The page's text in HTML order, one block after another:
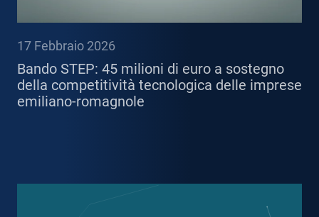
17 Febbraio 2026
Bando STEP: 45 milioni di euro a sostegno
della competitività tecnologica delle imprese
emiliano-romagnole